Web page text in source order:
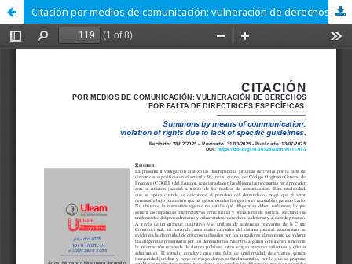
Citación por medios de comunicación: vulneración de derechos por falta de directrices específicas.